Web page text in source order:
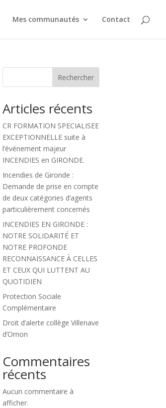
Mes communautés Contact
Rechercher
Articles récents
CR FORMATION SPECIALISEE
EXCEPTIONNELLE suite à
l’événement majeur
INCENDIES en GIRONDE.
Incendies de Gironde :
Demande de prise en compte
de deux catégories d’agents
particulièrement concernés
INCENDIES EN GIRONDE :
NOTRE SOLIDARITÉ ET
NOTRE PROFONDE
RECONNAISSANCE À CELLES
ET CEUX QUI LUTTENT AU
QUOTIDIEN
Protection Sociale
Complémentaire
Droit d’alerte collège Villenave
d’Ornon
Commentaires
récents
Aucun commentaire à
afficher.